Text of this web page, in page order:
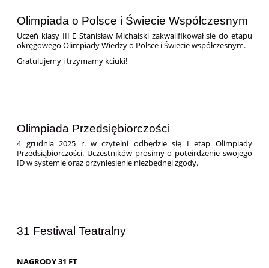
Olimpiada o Polsce i Świecie Współczesnym
Uczeń klasy III E Stanisław Michalski zakwalifikował się do etapu
okręgowego Olimpiady Wiedzy o Polsce i Świecie współczesnym.
Gratulujemy i trzymamy kciuki!
Olimpiada Przedsiębiorczości
4 grudnia 2025 r. w czytelni odbędzie się I etap Olimpiady
Przedsiąbiorczości. Uczestników prosimy o poteirdzenie swojego
ID w systemie oraz przyniesienie niezbędnej zgody.
31 Festiwal Teatralny
NAGRODY 31 FT